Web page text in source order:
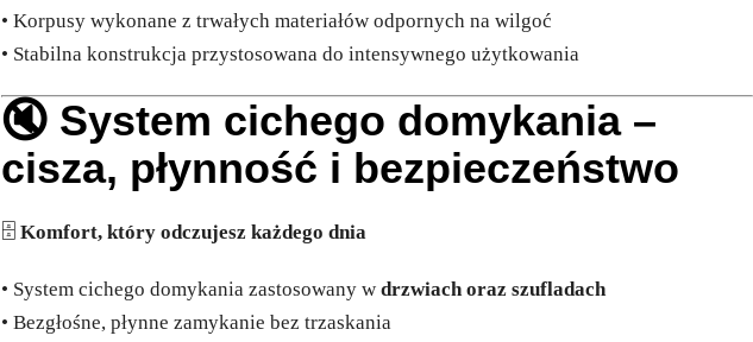
• Korpusy wykonane z trwałych materiałów odpornych na wilgoć
• Stabilna konstrukcja przystosowana do intensywnego użytkowania
🔇 System cichego domykania –
cisza, płynność i bezpieczeństwo
🗄️Komfort, który odczujesz każdego dnia
• System cichego domykania zastosowany wdrzwiach oraz szufladach
• Bezgłośne, płynne zamykanie bez trzaskania